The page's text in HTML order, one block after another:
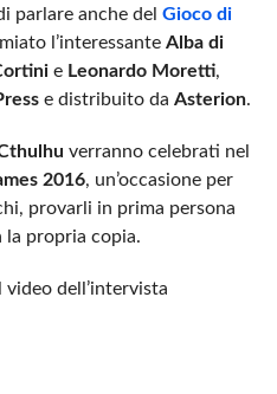
parlare anche del Gioco di
l’interessante Alba di
e Leonardo Moretti,
e distribuito da Asterion.
verranno celebrati nel
2016, un’occasione per
provarli in prima persona
la propria copia.
dell’intervista